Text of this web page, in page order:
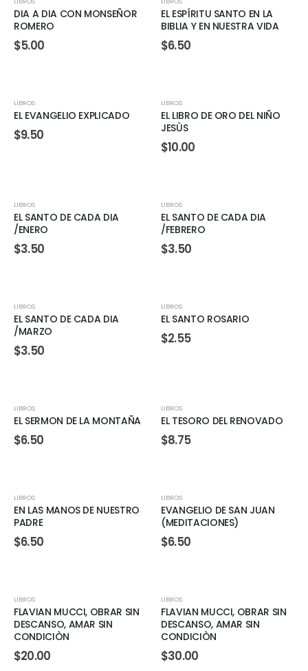
DIA A DIA CON MONSEÑOR
ROMERO
$5.00
EL ESPÍRITU SANTO EN LA
BIBLIA Y EN NUESTRA VIDA
$6.50
LIBROS
EL EVANGELIO EXPLICADO
$9.50
LIBROS
EL LIBRO DE ORO DEL NIÑO
JESÙS
$10.00
LIBROS
EL SANTO DE CADA DIA
/ENERO
$3.50
LIBROS
EL SANTO DE CADA DIA
/FEBRERO
$3.50
LIBROS
EL SANTO DE CADA DIA
/MARZO
$3.50
LIBROS
EL SANTO ROSARIO
$2.55
LIBROS
EL SERMON DE LA MONTAÑA
$6.50
LIBROS
EL TESORO DEL RENOVADO
$8.75
LIBROS
EN LAS MANOS DE NUESTRO
PADRE
$6.50
LIBROS
EVANGELIO DE SAN JUAN
(MEDITACIONES)
$6.50
LIBROS
FLAVIAN MUCCI, OBRAR SIN
DESCANSO, AMAR SIN
CONDICIÒN
$20.00
LIBROS
FLAVIAN MUCCI, OBRAR SIN
DESCANSO, AMAR SIN
CONDICIÒN
$30.00